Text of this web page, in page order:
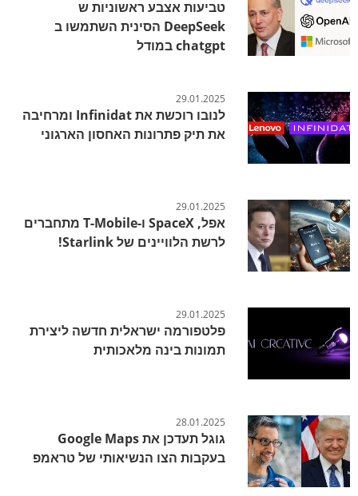
טביעות אצבע ראשוניות ש
DeepSeek הסינית השתמשו ב
chatgpt במודל
29.01.2025
לנובו רוכשת את Infinidat ומרחיבה
את תיק פתרונות האחסון הארגוני
29.01.2025
אפל, SpaceX ו-T-Mobile מתחברים
לרשת הלוויינים של Starlink!
29.01.2025
פלטפורמה ישראלית חדשה ליצירת
תמונות בינה מלאכותית
28.01.2025
גוגל תעדכן את Google Maps
בעקבות הצו הנשיאותי של טראמפ